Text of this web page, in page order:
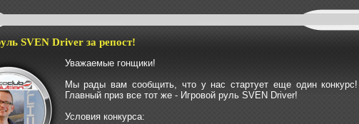
SVEN Driver за репост!
Уважаемые гонщики!
Мы рады вам сообщить, что у нас стартует еще один конкурс!
Главный приз все тот же - Игровой руль SVEN Driver!
Условия конкурса: